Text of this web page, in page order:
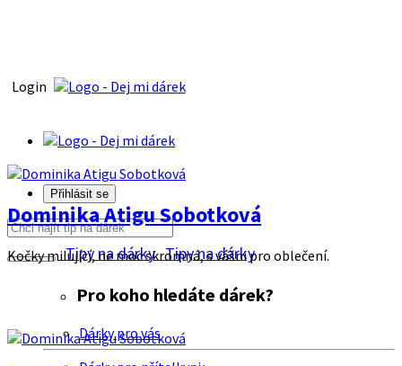
Login
Přihlásit se
Tipy na dárkyTipy na dárky
Pro koho hledáte dárek?
Dárky pro vás
Dominika Atigu Sobotková
Kočky milující, ne moc skromná, s vášni pro oblečení.